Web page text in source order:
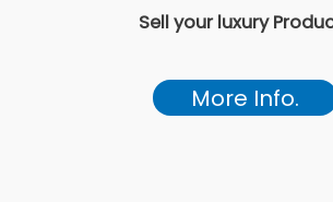
Sell your luxury
More Info.